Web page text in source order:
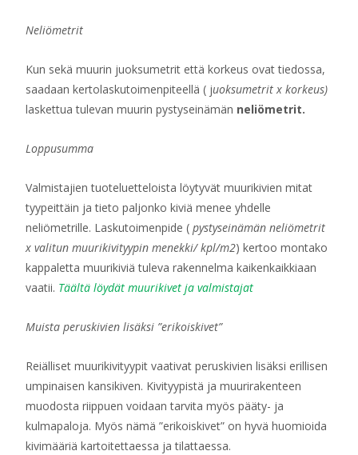
Neliömetrit
Kun sekä muurin juoksumetrit että korkeus ovat tiedossa,
saadaan kertolaskutoimenpiteellä ( juoksumetrit x korkeus)
laskettua tulevan muurin pystyseinämän neliömetrit.
Loppusumma
Valmistajien tuoteluetteloista löytyvät muurikivien mitat
tyypeittäin ja tieto paljonko kiviä menee yhdelle
neliömetrille. Laskutoimenpide ( pystyseinämän neliömetrit
x valitun muurikivityypin menekki/ kpl/m2) kertoo montako
kappaletta muurikiviä tuleva rakennelma kaikenkaikkiaan
vaatii. Täältä löydät muurikivet ja valmistajat
Muista peruskivien lisäksi ”erikoiskivet”
Reiälliset muurikivityypit vaativat peruskivien lisäksi erillisen
umpinaisen kansikiven. Kivityypistä ja muurirakenteen
muodosta riippuen voidaan tarvita myös pääty- ja
kulmapaloja. Myös nämä ”erikoiskivet” on hyvä huomioida
kivimääriä kartoitettaessa ja tilattaessa.